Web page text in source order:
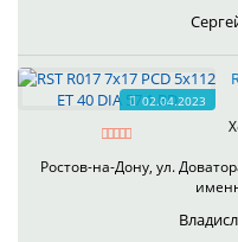
02.04.2023
Ростов-на-Дону, ул.